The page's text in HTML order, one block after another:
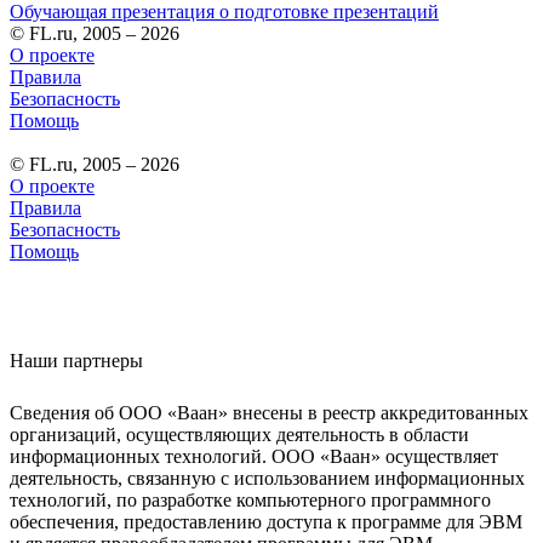
Обучающая презентация о подготовке презентаций
© FL.ru, 2005 – 2026
О проекте
Правила
Безопасность
Помощь
© FL.ru, 2005 – 2026
О проекте
Правила
Безопасность
Помощь
Наши партнеры
Сведения об ООО «Ваан» внесены в реестр аккредитованных
организаций, осуществляющих деятельность в области
информационных технологий. ООО «Ваан» осуществляет
деятельность, связанную с использованием информационных
технологий, по разработке компьютерного программного
обеспечения, предоставлению доступа к программе для ЭВМ